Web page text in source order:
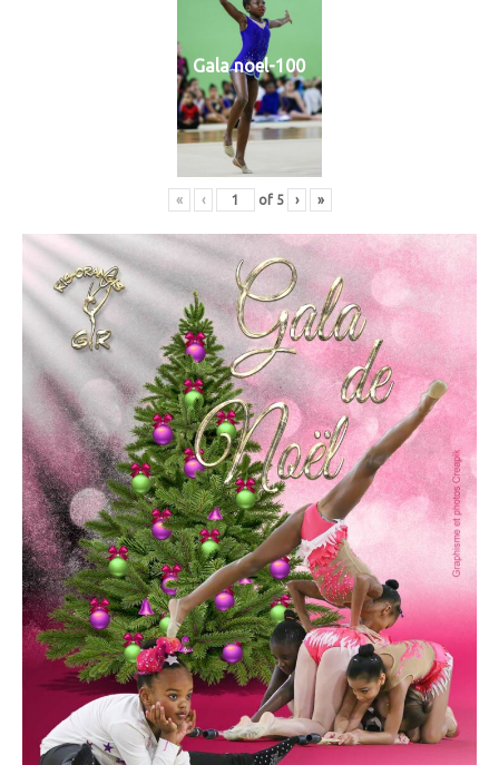
Gala noel-100
« ‹ of 5 › »